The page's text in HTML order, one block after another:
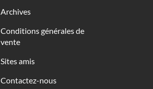
Archives
Conditions générales de
vente
Sites amis
Contactez-nous